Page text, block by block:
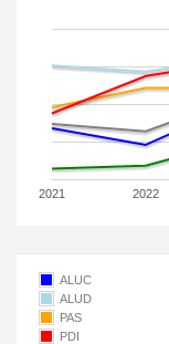
2021 2022
ALUC
ALUD
PAS
PDI